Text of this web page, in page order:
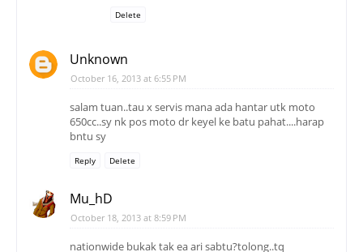
Delete
Unknown
October 16, 2013 at 6:55 PM
salam tuan..tau x servis mana ada hantar utk moto
650cc..sy nk pos moto dr keyel ke batu pahat....harap
bntu sy
Reply Delete
Mu_hD
October 18, 2013 at 8:59 PM
nationwide bukak tak ea ari sabtu?tolong..tq